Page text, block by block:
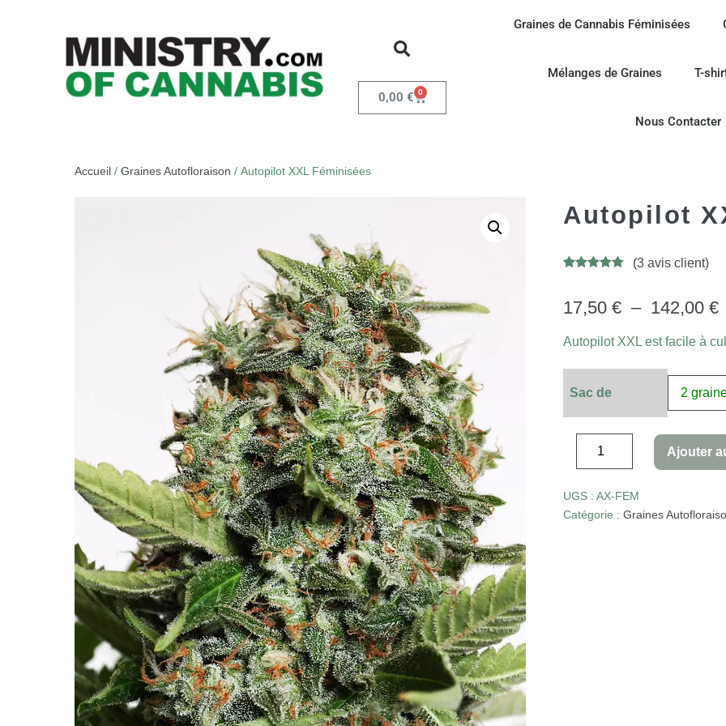
0,00 € 0
Graines de Cannabis Féminisées
Mélanges de Graines T-
Nous Contacter
Accueil / Graines Autofloraison / Autopilot XXL Féminisées
Autopilot
basé sur
notations
(3avis client)
17,50€ – 142,00€
Autopilot XXL est facile à
Sac de
Ajouter
UGS :AX-FEM
Catégorie :Graines